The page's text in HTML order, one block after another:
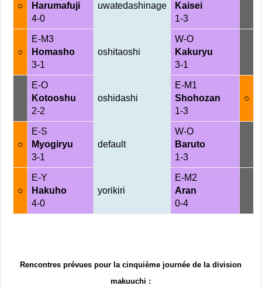
○
Harumafuji
4-0
uwatedashinage
Kaisei
1-3
○
E-M3
Homasho
3-1
oshitaoshi
W-O
Kakuryu
3-1
E-O
Kotooshu
2-2
oshidashi
E-M1
Shohozan
1-3
○
○
E-S
Myogiryu
3-1
default
W-O
Baruto
1-3
○
E-Y
Hakuho
4-0
yorikiri
E-M2
Aran
0-4
Rencontres prévues pour la cinquième journée de la division
makuuchi :